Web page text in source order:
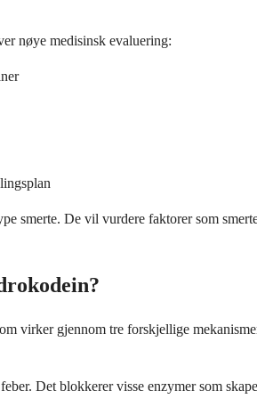
nøye medisinsk evaluering:
smerte. De vil vurdere faktorer som
virker gjennom tre forskjellige
Det blokkerer visse enzymer som